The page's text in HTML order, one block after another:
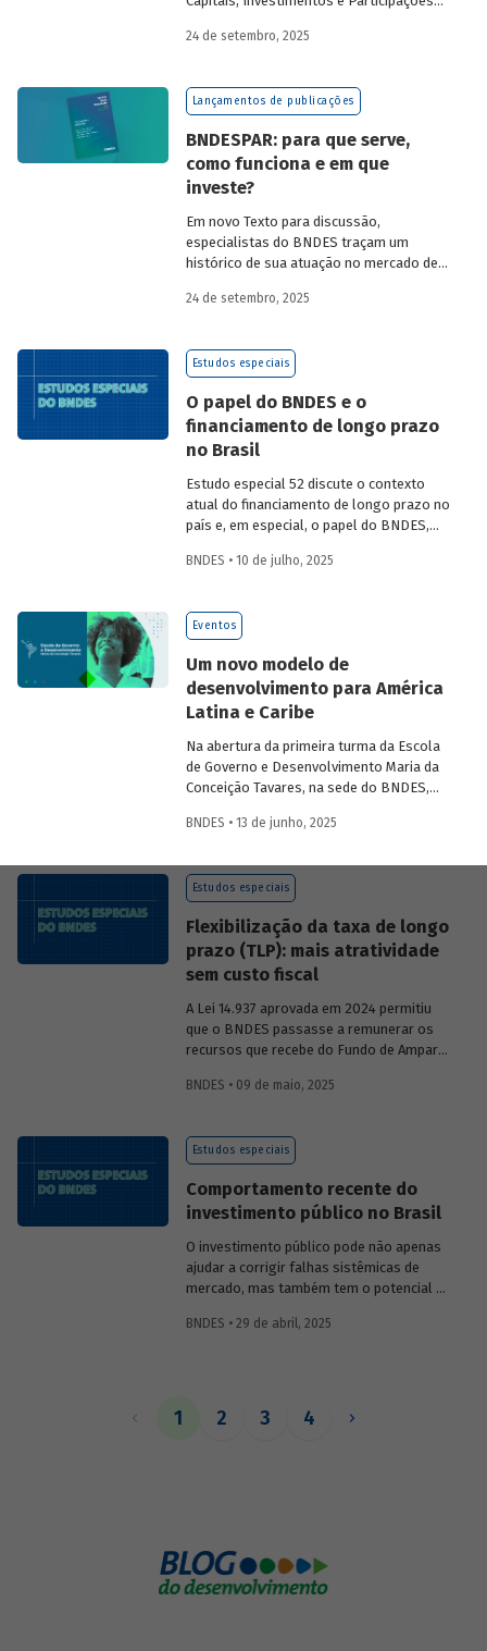
novas empresas investidas pela
Finanças e Gente e Gestão da Santa Clara
Agrociência Industrial, e Eduardo Couto,
importância da atuação de bancos de
desenvolvimento no mercado de capitais,
a nova estratégia do BNDES e os planos
24 de setembro, 2025
Lançamentos de publicações
BNDESPAR: para que serve,
como funciona e em que
investe?
Em novo Texto para discussão,
especialistas do BNDES traçam um
histórico de sua atuação no mercado de
atividade para o desenvolvimento e
investimentos da BNDESPAR.
24 de setembro, 2025
Estudos especiais
O papel do BNDES e o
financiamento de longo prazo
no Brasil
Estudo especial 52 discute o contexto
atual do financiamento de longo prazo no
país e, em especial, o papel do BNDES,
mercado de crédito e a evolução das
BNDES • 10 de julho, 2025
Eventos
Um novo modelo de
desenvolvimento para América
Latina e Caribe
Na abertura da primeira turma da Escola
de Governo e Desenvolvimento Maria da
Conceição Tavares, na sede do BNDES,
José Manuel Salazar-Xirinachs, Secretário
Ministra de Gestão e Inovação para o
Setor Público debatarem um novo
região.
BNDES • 13 de junho, 2025
Estudos especiais
Flexibilização da taxa de longo
prazo (TLP): mais atratividade
sem custo fiscal
A Lei 14.937 aprovada em 2024 permitiu
que o BNDES passasse a remunerar os
recursos que recebe do Fundo de Amparo
quanto por taxas nominais prefixadas de
impacto dessa mudança na atratividade
do apoio do BNDES.
BNDES • 09 de maio, 2025
Estudos especiais
Comportamento recente do
investimento público no Brasil
O investimento público pode não apenas
ajudar a corrigir falhas sistêmicas de
mercado, mas também tem o potencial de
economia, com efeitos multiplicadores e
do investi­mento público no Brasil nos
BNDES • 29 de abril, 2025
1 2 3 4